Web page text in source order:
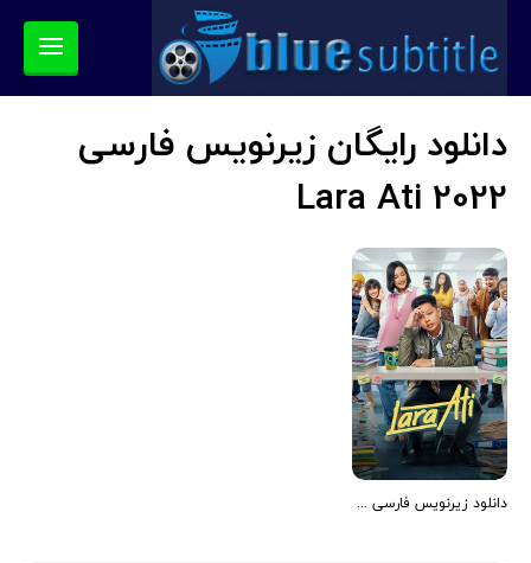
دانلود رایگان زیرنویس فارسی
Lara Ati 2022
دانلود زیرنویس فارسی فیلم Lara Ati 2022